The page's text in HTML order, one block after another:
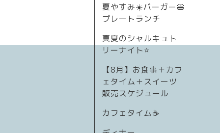
夏やすみ☀️バーガー🍔
プレートランチ
真夏のシャルキュト
リーナイト⭐
【8月】お食事＋カフ
ェタイム＋スイーツ
販売スケジュール
カフェタイム☕️